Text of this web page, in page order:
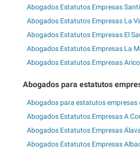
Abogados Estatutos Empresas
Abogados Estatutos Empresas La
Abogados Estatutos Empresas El
Abogados Estatutos Empresas La
Abogados Estatutos Empresas Arico
Abogados para estatutos
Abogados para estatutos empresas
Abogados Estatutos Empresas A
Abogados Estatutos Empresas
Abogados Estatutos Empresas